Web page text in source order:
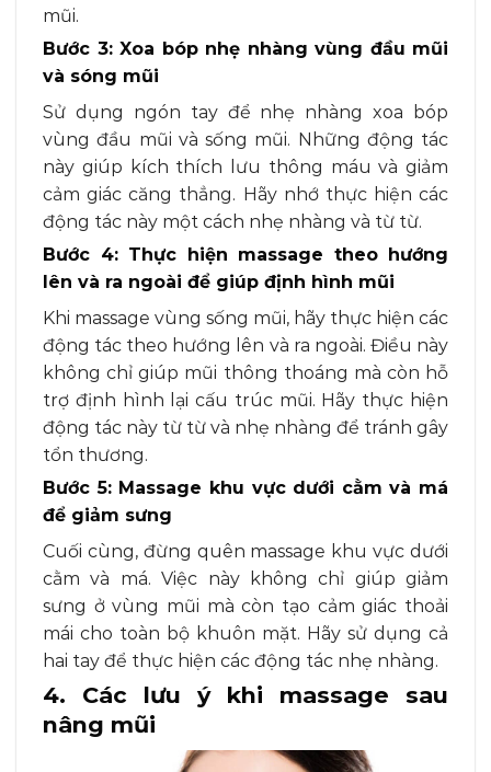
mũi.
Bước 3: Xoa bóp nhẹ nhàng vùng đầu mũi
và sóng mũi
Sử dụng ngón tay để nhẹ nhàng xoa bóp
vùng đầu mũi và sống mũi. Những động tác
này giúp kích thích lưu thông máu và giảm
cảm giác căng thẳng. Hãy nhớ thực hiện các
động tác này một cách nhẹ nhàng và từ từ.
Bước 4: Thực hiện massage theo hướng
lên và ra ngoài để giúp định hình mũi
Khi massage vùng sống mũi, hãy thực hiện các
động tác theo hướng lên và ra ngoài. Điều này
không chỉ giúp mũi thông thoáng mà còn hỗ
trợ định hình lại cấu trúc mũi. Hãy thực hiện
động tác này từ từ và nhẹ nhàng để tránh gây
tổn thương.
Bước 5: Massage khu vực dưới cằm và má
để giảm sưng
Cuối cùng, đừng quên massage khu vực dưới
cằm và má. Việc này không chỉ giúp giảm
sưng ở vùng mũi mà còn tạo cảm giác thoải
mái cho toàn bộ khuôn mặt. Hãy sử dụng cả
hai tay để thực hiện các động tác nhẹ nhàng.
4. Các lưu ý khi massage sau
nâng mũi